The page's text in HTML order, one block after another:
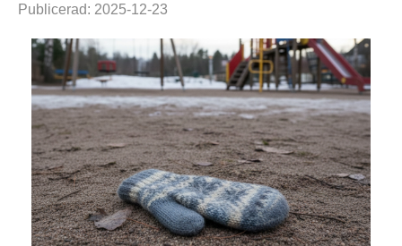
Publicerad: 2025-12-23